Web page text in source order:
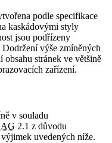
podle specifikace
kaskádovými styly
jsou podřízeny
výše zmíněných
obsahu stránek ve většině
zařízení.
v souladu
2.1 z důvodu
výjimek uvedených níže.